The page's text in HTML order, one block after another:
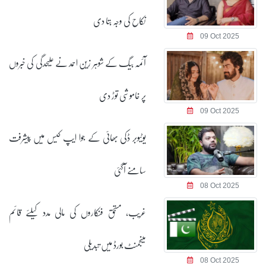
09 Oct 2025
نکاح کی وجہ بتا دی
09 Oct 2025
آئمہ بیگ کے شوہر زین احمد نے علیحدگی کی خبروں
پر خاموشی توڑ دی
08 Oct 2025
یوٹیوبر ڈکی بھائی کے جوا ایپ کیس میں پیشرفت
سامنے آگئی
08 Oct 2025
غریب، مستحق فنکاروں کی مالی مدد کیلئے قائم
مینجمنٹ بورڈ میں تبدیلی